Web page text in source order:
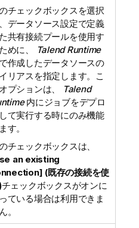
チェックボックスを選択
データソース設定で定義
共有接続プールを使用す
めに、
Talend Runtime
作成したデータソースの
リアスを指定します。こ
プションは、
Talend
内にジョブをデプロ
て実行する時にのみ機能
す。
チェックボックスは、
an existing
(既存の接続を使
チェックボックスがオンに
ている場合は利用できま
。